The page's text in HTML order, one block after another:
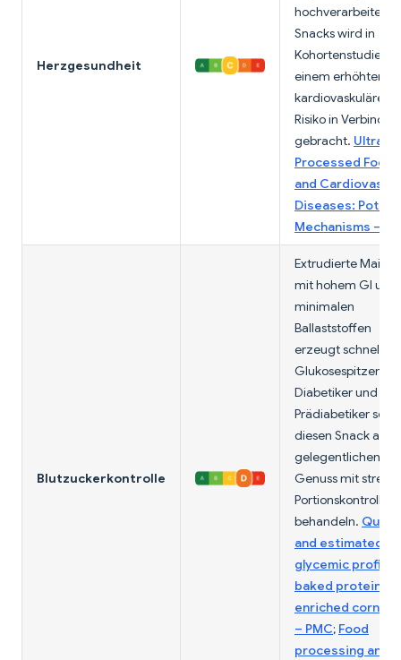
Herzgesundheit
hochverarbeiteter
Snacks wird in
Kohortenstudien
einem erhöhten
kardiovaskulären
Risiko in
gebracht. Ultra-
Processed Foods
and
Diseases:
Mechanisms –
Blutzuckerkontrolle
Extrudierte
mit hohem GI und
minimalen
Ballaststoffen
erzeugt schnelle
Glukosespitzen.
Diabetiker und
Prädiabetiker
diesen Snack als
gelegentlichen
Genuss mit
Portionskontrolle
behandeln.
and estimated
glycemic profile
baked protein-
enriched corn
– PMC; Food
processing and